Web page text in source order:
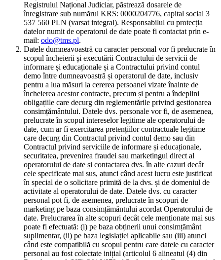
Registrului Național Judiciar, păstrează dosarele de
înregistrare sub numărul KRS: 0000204776, capital social 3
537 560 PLN (varsat integral). Responsabilul cu protecția
datelor numit de operatorul de date poate fi contactat prin e-
mail: odo@tms.pl.
Datele dumneavoastră cu caracter personal vor fi prelucrate în
scopul încheierii și executării Contractului de servicii de
informare și educaționale și a Contractului privind contul
demo între dumneavoastră și operatorul de date, inclusiv
pentru a lua măsuri la cererea persoanei vizate înainte de
încheierea acestor contracte, precum și pentru a îndeplini
obligațiile care decurg din reglementările privind gestionarea
consimțământului. Datele dvs. personale vor fi, de asemenea,
prelucrate în scopul intereselor legitime ale operatorului de
date, cum ar fi exercitarea pretențiilor contractuale legitime
care decurg din Contractul privind contul demo sau din
Contractul privind serviciile de informare și educaționale,
securitatea, prevenirea fraudei sau marketingul direct al
operatorului de date și contactarea dvs. în alte cazuri decât
cele specificate mai sus, atunci când acest lucru este justificat
în special de o solicitare primită de la dvs. și de domeniul de
activitate al operatorului de date. Datele dvs. cu caracter
personal pot fi, de asemenea, prelucrate în scopuri de
marketing pe baza consimțământului acordat Operatorului de
date. Prelucrarea în alte scopuri decât cele menționate mai sus
poate fi efectuată: (i) pe baza obținerii unui consimțământ
suplimentar, (ii) pe baza legislației aplicabile sau (iii) atunci
când este compatibilă cu scopul pentru care datele cu caracter
personal au fost colectate inițial (articolul 6 alineatul (4) din